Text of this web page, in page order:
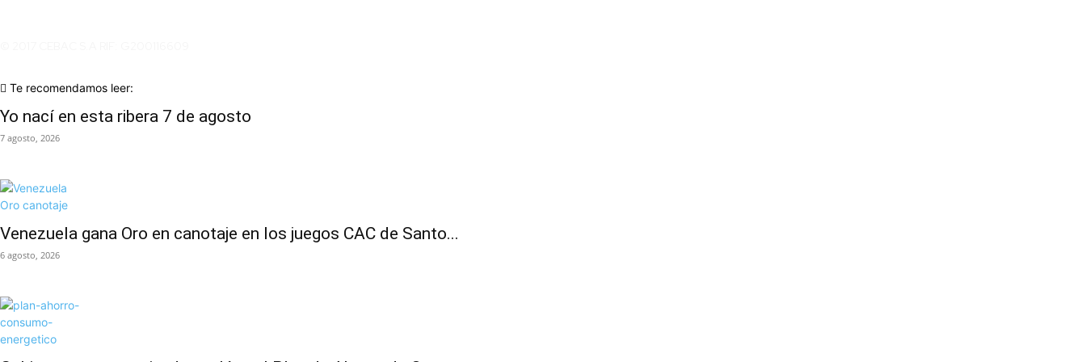
Te recomendamos leer:
Yo nací en esta ribera 7 de agosto
7 agosto, 2026
Venezuela gana Oro en canotaje en los juegos CAC de Santo...
6 agosto, 2026